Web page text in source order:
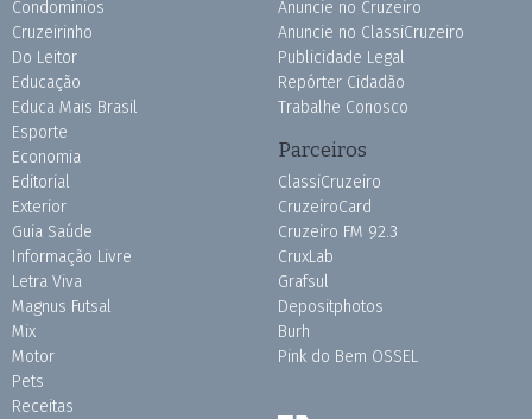
Condomínios
Cruzeirinho
Do Leitor
Educação
Educa Mais Brasil
Esporte
Economia
Editorial
Exterior
Guia Saúde
Informação Livre
Letra Viva
Magnus Futsal
Mix
Motor
Pets
Receitas
Anuncie no Cruzeiro
Anuncie no ClassiCruzeiro
Publicidade Legal
Repórter Cidadão
Trabalhe Conosco
Parceiros
ClassiCruzeiro
CruzeiroCard
Cruzeiro FM 92.3
CruxLab
Grafsul
Depositphotos
Burh
Pink do Bem OSSEL